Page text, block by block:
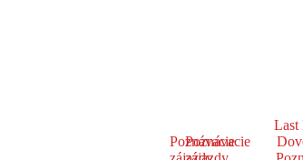
Poznávacie
Poznávacie
Last